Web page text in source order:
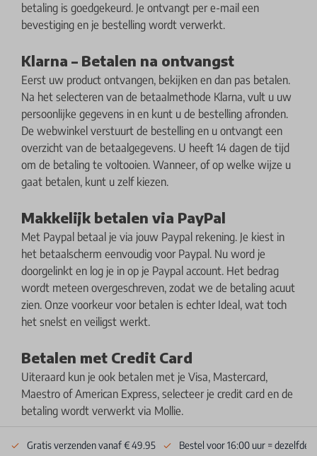
betaling is goedgekeurd. Je ontvangt per e-mail een
bevestiging en je bestelling wordt verwerkt.
Klarna – Betalen na ontvangst
Eerst uw product ontvangen, bekijken en dan pas betalen.
Na het selecteren van de betaalmethode Klarna, vult u uw
persoonlijke gegevens in en kunt u de bestelling afronden.
De webwinkel verstuurt de bestelling en u ontvangt een
overzicht van de betaalgegevens. U heeft 14 dagen de tijd
om de betaling te voltooien. Wanneer, of op welke wijze u
gaat betalen, kunt u zelf kiezen.
Makkelijk betalen via PayPal
Met Paypal betaal je via jouw Paypal rekening. Je kiest in
het betaalscherm eenvoudig voor Paypal. Nu word je
doorgelinkt en log je in op je Paypal account. Het bedrag
wordt meteen overgeschreven, zodat we de betaling acuut
zien. Onze voorkeur voor betalen is echter Ideal, wat toch
het snelst en veiligst werkt.
Betalen met Credit Card
Uiteraard kun je ook betalen met je Visa, Mastercard,
Maestro of American Express, selecteer je credit card en de
betaling wordt verwerkt via Mollie.
Gratis verzenden vanaf € 49.95 Bestel voor 16:00 uur = dezelfde